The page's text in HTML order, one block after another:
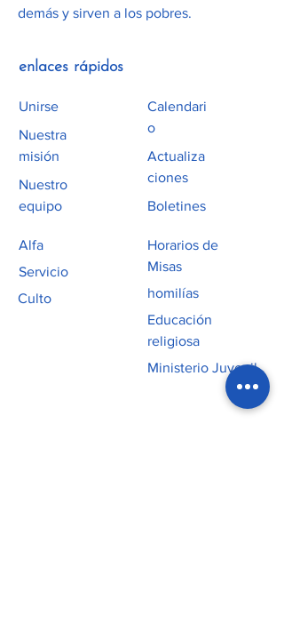
demás y sirven a los pobres.
enlaces rápidos
Unirse
Nuestra
misión
Nuestro
equipo
Alfa
Servicio
Culto
Calendari
o
Actualiza
ciones
Boletines
Horarios de
Misas
homilías
Educación
religiosa
Ministerio Juvenil